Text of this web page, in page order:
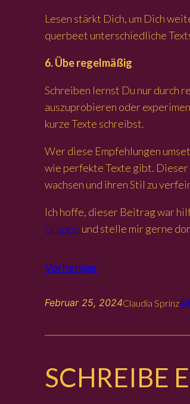
Lesen stärkt Dich, um Dich
querbeet unterschiedliche
6. Übe regelmäßig
Schreiben lernst Du nur durch
auszuprobieren oder
kurze Texte schreibst.
Wer diese Empfehlungen
wie perfekte Texte gibt.
wachsen und ihren Stil zu
Ich hoffe, dieser Beitrag war
Gruppe und stelle mir gerne
Vorheriger
Februar 25, 2024Claudia Sprinz
SCHREIBE